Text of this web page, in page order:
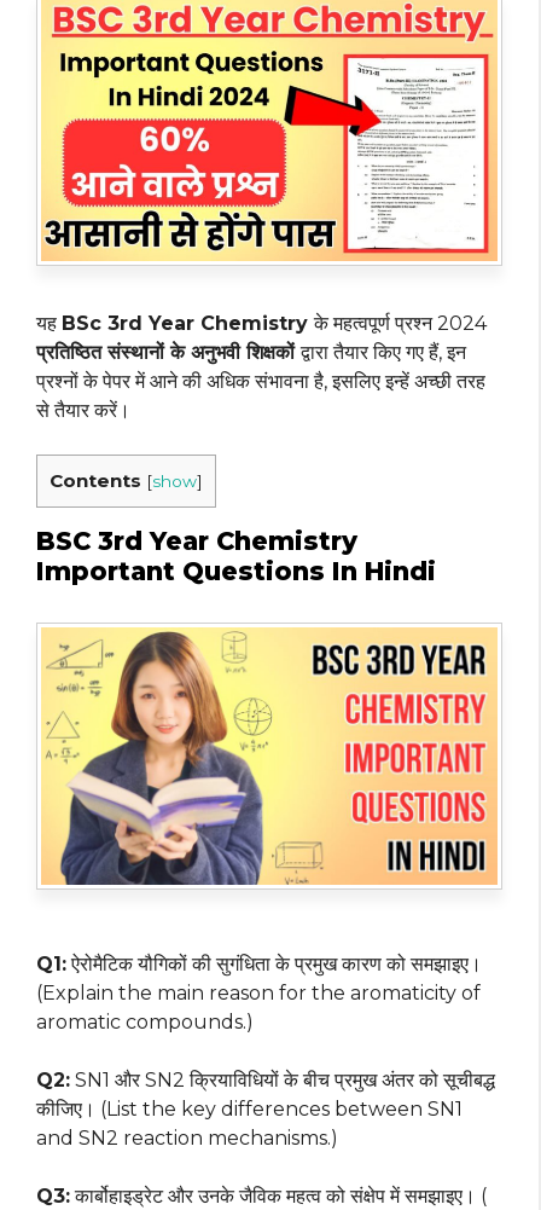
यह BSc 3rd Year Chemistryके महत्वपूर्ण प्रश्न 2024
प्रतिष्ठित संस्थानों के अनुभवी शिक्षकोंद्वारा तैयार किए गए हैं, इन
प्रश्नों के पेपर में आने की अधिक संभावना है, इसलिए इन्हें अच्छी तरह
से तैयार करें।
Contents [show]
BSC 3rd Year Chemistry
Important Questions In Hindi
Q1:ऐरोमैटिक यौगिकों की सुगंधिता के प्रमुख कारण को समझाइए।
(Explain the main reason for the aromaticity of
aromatic compounds.)
Q2: SN1 और SN2 क्रियाविधियों के बीच प्रमुख अंतर को सूचीबद्ध
कीजिए। (List the key differences between SN1
and SN2 reaction mechanisms.)
Q3:कार्बोहाइड्रेट और उनके जैविक महत्व को संक्षेप में समझाइए। (